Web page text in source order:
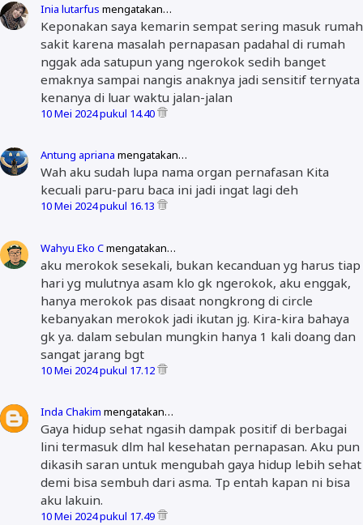
Inia lutarfus mengatakan…
Keponakan saya kemarin sempat sering masuk rumah
sakit karena masalah pernapasan padahal di rumah
nggak ada satupun yang ngerokok sedih banget
emaknya sampai nangis anaknya jadi sensitif ternyata
kenanya di luar waktu jalan-jalan
10 Mei 2024 pukul 14.40
Antung apriana mengatakan…
Wah aku sudah lupa nama organ pernafasan Kita
kecuali paru-paru baca ini jadi ingat lagi deh
10 Mei 2024 pukul 16.13
Wahyu Eko Cmengatakan…
aku merokok sesekali, bukan kecanduan yg harus tiap
hari yg mulutnya asam klo gk ngerokok, aku enggak,
hanya merokok pas disaat nongkrong di circle
kebanyakan merokok jadi ikutan jg. Kira-kira bahaya
gk ya. dalam sebulan mungkin hanya 1 kali doang dan
sangat jarang bgt
10 Mei 2024 pukul 17.12
Inda Chakim mengatakan…
Gaya hidup sehat ngasih dampak positif di berbagai
lini termasuk dlm hal kesehatan pernapasan. Aku pun
dikasih saran untuk mengubah gaya hidup lebih sehat
demi bisa sembuh dari asma. Tp entah kapan ni bisa
aku lakuin.
10 Mei 2024 pukul 17.49